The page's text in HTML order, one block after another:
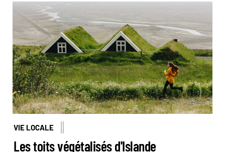
© Lightfield studios/stock adobe
VIE LOCALE
Les toits végétalisés d'Islande